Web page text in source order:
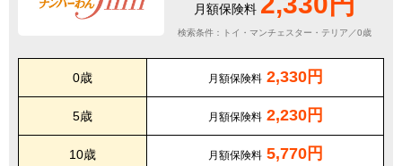
月額保険料
検索条件：トイ・マンチェスター・テリア／0歳
0歳 月額保険料 2,330円
5歳 月額保険料 2,230円
10歳 月額保険料 5,770円